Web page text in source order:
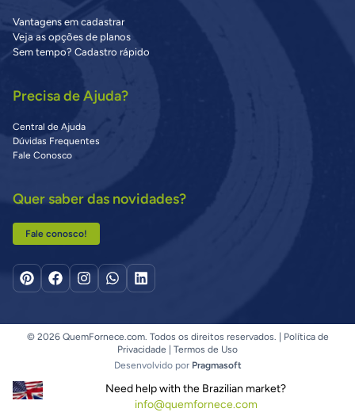
Vantagens em cadastrar
Veja as opções de planos
Sem tempo? Cadastro rápido
Precisa de Ajuda?
Central de Ajuda
Dúvidas Frequentes
Fale Conosco
Quer saber das novidades?
Fale conosco!
© 2026 QuemFornece.com. Todos os direitos reservados. |
Política de
Privacidade
Termos de Uso
Desenvolvido por Pragmasoft
Need help with the Brazilian market?
info@quemfornece.com